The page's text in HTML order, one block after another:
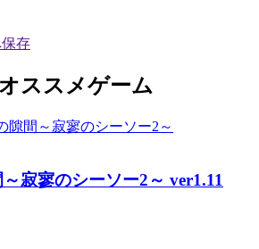
ススメゲーム
寂寥のシーソー2～ ver1.11